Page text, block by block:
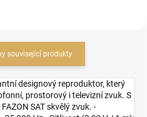
související produkty
designový reproduktor, který
prostorový i televizní zvuk. S
SAT skvělý zvuk. -